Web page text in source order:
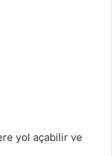
yol açabilir ve